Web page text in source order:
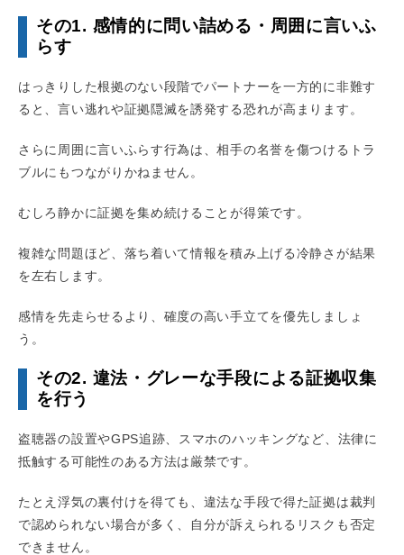
その1. 感情的に問い詰める・周囲に言いふ
らす
はっきりした根拠のない段階でパートナーを一方的に非難す
ると、言い逃れや証拠隠滅を誘発する恐れが高まります。
さらに周囲に言いふらす行為は、相手の名誉を傷つけるトラ
ブルにもつながりかねません。
むしろ静かに証拠を集め続けることが得策です。
複雑な問題ほど、落ち着いて情報を積み上げる冷静さが結果
を左右します。
感情を先走らせるより、確度の高い手立てを優先しましょ
う。
その2. 違法・グレーな手段による証拠収集
を行う
盗聴器の設置やGPS追跡、スマホのハッキングなど、法律に
抵触する可能性のある方法は厳禁です。
たとえ浮気の裏付けを得ても、違法な手段で得た証拠は裁判
で認められない場合が多く、自分が訴えられるリスクも否定
できません。